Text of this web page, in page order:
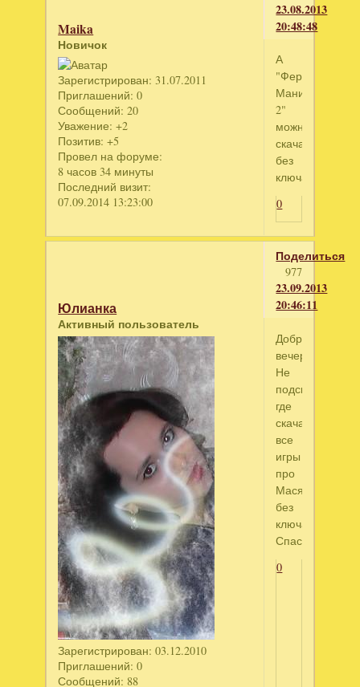
23.08.2013
20:48:48
Maika
Новичок
Зарегистрирован: 31.07.2011
Приглашений: 0
Сообщений: 20
Уважение: +2
Позитив: +5
Провел на форуме:
8 часов 34 минуты
Последний визит:
07.09.2014 13:23:00
А
"Ферма
Мания
2"
можно
скачать
без
ключа?
0
Поделиться
977
23.09.2013
20:46:11
Юлианка
Активный пользователь
Зарегистрирован: 03.12.2010
Приглашений: 0
Сообщений: 88
Добрый
вечер!
Не
подскажете,
где
скачать
все
игры
про
Масяню
без
ключа?
Спасибо!
0